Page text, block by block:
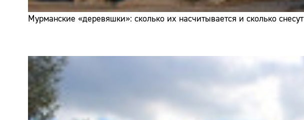
Мурманские «деревяшки»: сколько их насчитывается и сколько снесут